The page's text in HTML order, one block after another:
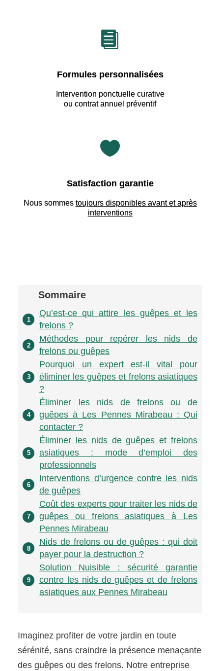

Formules personnalisées
Intervention ponctuelle curative
ou contrat annuel préventif

Satisfaction garantie
Nous sommes toujours disponibles avant et après
interventions
Sommaire
1
Qu’est-ce qui attire les guêpes et les
frelons ?
2
Méthodes pour repérer les nids de
frelons ou guêpes
3
Pourquoi un expert est-il vital pour
éliminer les guêpes et frelons asiatiques
?
4
Éliminer les nids de frelons ou de
guêpes à Les Pennes Mirabeau : Qui
contacter ?
5
Éliminer les nids de guêpes et frelons
asiatiques : mode d’emploi des
professionnels
6
Interventions d’urgence contre les nids
de guêpes
7
Coût des experts pour traiter les nids de
guêpes ou frelons asiatiques à Les
Pennes Mirabeau
8
Nids de frelons ou de guêpes : qui doit
payer pour la destruction ?
9
Solution Nuisible : sécurité garantie
contre les nids de guêpes et de frelons
asiatiques aux Pennes Mirabeau
Imaginez profiter de votre jardin en toute
sérénité, sans craindre la présence menaçante
des guêpes ou des frelons. Notre entreprise